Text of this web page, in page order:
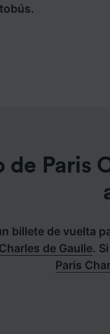
Paris
billete de vuelta
de Gaulle.
Paris